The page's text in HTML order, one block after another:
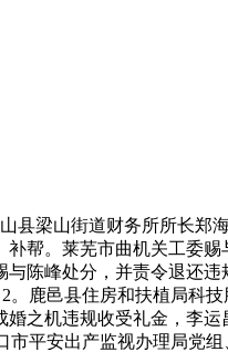
县梁山街道财务所所长郑
补帮。莱芜市曲机关工委赐
与陈峰处分，并责令退还违
。鹿邑县住房和扶植局科技
之机违规收受礼金，李运
平安出产监视办理局党组